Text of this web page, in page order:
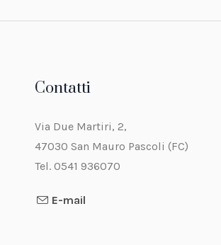
Contatti
Via Due Martiri, 2,
47030 San Mauro Pascoli (FC)
Tel. 0541 936070
E-mail